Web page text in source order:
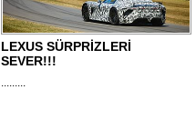
LEXUS SÜRPRİZLERİ
SEVER!!!
.........